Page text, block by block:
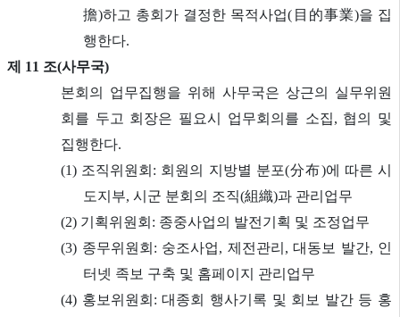
擔)하고 총회가 결정한 목적사업(目的事業)을 집
행한다.
제 11 조(사무국)
본회의 업무집행을 위해 사무국은 상근의 실무위원
회를 두고 회장은 필요시 업무회의를 소집, 협의 및
집행한다.
(1) 조직위원회: 회원의 지방별 분포(分布)에 따른 시
도지부, 시군 분회의 조직(組織)과 관리업무
(2) 기획위원회: 종중사업의 발전기획 및 조정업무
(3) 종무위원회: 숭조사업, 제전관리, 대동보 발간, 인
터넷 족보 구축 및 홈페이지 관리업무
(4) 홍보위원회: 대종회 행사기록 및 회보 발간 등 홍